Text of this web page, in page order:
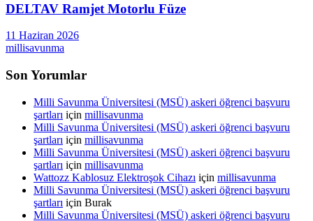
DELTAV Ramjet Motorlu Füze
11 Haziran 2026
millisavunma
Son Yorumlar
Milli Savunma Üniversitesi (MSÜ) askeri öğrenci başvuru
şartları için millisavunma
Milli Savunma Üniversitesi (MSÜ) askeri öğrenci başvuru
şartları için millisavunma
Milli Savunma Üniversitesi (MSÜ) askeri öğrenci başvuru
şartları için millisavunma
Wattozz Kablosuz Elektroşok Cihazı için millisavunma
Milli Savunma Üniversitesi (MSÜ) askeri öğrenci başvuru
şartları için Burak
Milli Savunma Üniversitesi (MSÜ) askeri öğrenci başvuru